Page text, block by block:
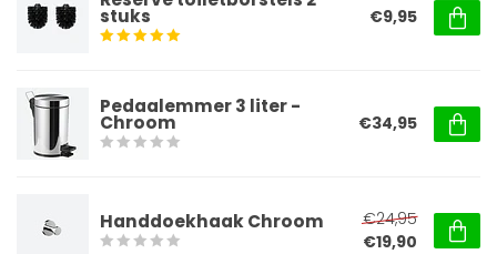
stuks €9,95
Pedaalemmer 3 liter -
Chroom €34,95
Handdoekhaak Chroom
€24,95
€19,90